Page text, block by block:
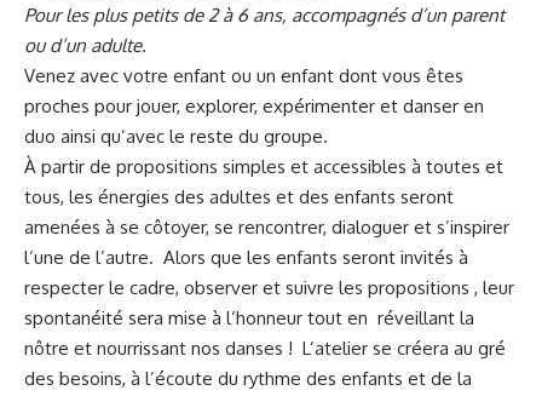
Pour les plus petits de 2 à 6 ans, accompagnés d’un parent
ou d’un adulte.
Venez avec votre enfant ou un enfant dont vous êtes
proches pour jouer, explorer, expérimenter et danser en
duo ainsi qu’avec le reste du groupe.
À partir de propositions simples et accessibles à toutes et
tous, les énergies des adultes et des enfants seront
amenées à se côtoyer, se rencontrer, dialoguer et s’inspirer
l’une de l’autre. Alors que les enfants seront invités à
respecter le cadre, observer et suivre les propositions , leur
spontanéité sera mise à l’honneur tout en réveillant la
nôtre et nourrissant nos danses ! L’atelier se créera au gré
des besoins, à l’écoute du rythme des enfants et de la